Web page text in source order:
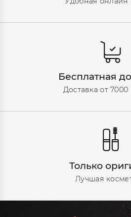
Бесплатная
Доставка от 7000
Только
Лучшая